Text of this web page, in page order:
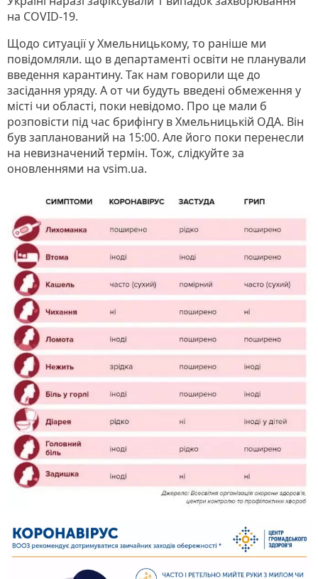
на COVID-19.
Щодо ситуації у Хмельницькому, то раніше ми
повідомляли. що в департаменті освіти не планували
введення карантину. Так нам говорили ще до
засідання уряду. А от чи будуть введені обмеження у
місті чи області, поки невідомо. Про це мали б
розповісти під час брифінгу в Хмельницькій ОДА. Він
був запланований на 15:00. Але його поки перенесли
на невизначений термін. Тож, слідкуйте за
оновленнями на vsim.ua.